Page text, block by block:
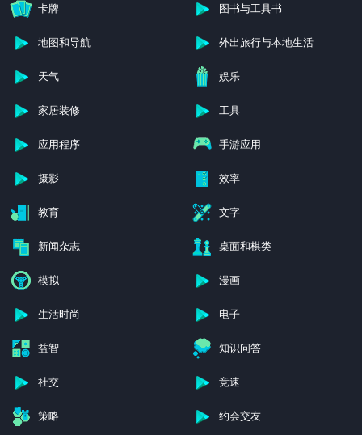
卡牌 图书与工具书
地图和导航 外出旅行与本地生活
天气 娱乐
家居装修 工具
应用程序 手游应用
摄影 效率
教育 文字
新闻杂志 桌面和棋类
模拟 漫画
生活时尚 电子
益智 知识问答
社交 竞速
策略 约会交友